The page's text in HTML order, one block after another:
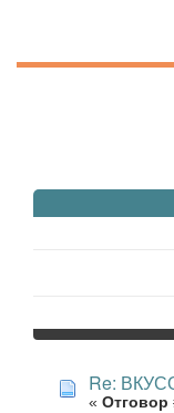
Re:
« Отговор